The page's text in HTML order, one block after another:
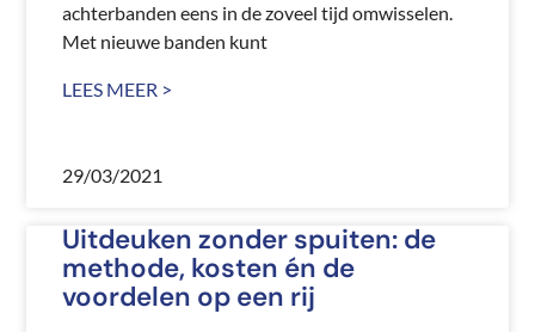
achterbanden eens in de zoveel tijd omwisselen.
Met nieuwe banden kunt
LEES MEER >
29/03/2021
Uitdeuken zonder spuiten: de
methode, kosten én de
voordelen op een rij